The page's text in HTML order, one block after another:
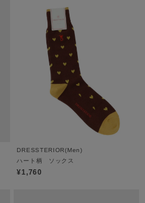
DRESSTERIOR(Men)
ハート柄 ソックス
¥1,760